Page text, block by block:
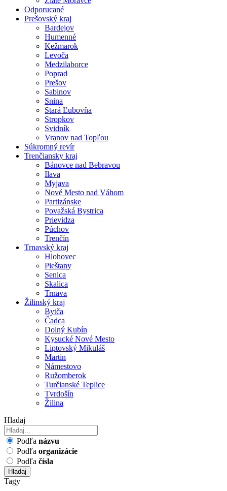
Odporucané
Prešovský kraj
Bardejov
Humenné
Kežmarok
Levoča
Medzilaborce
Poprad
Prešov
Sabinov
Snina
Stará Ľubovňa
Stropkov
Svidník
Vranov nad Topľou
Súkromný revír
Trenčiansky kraj
Bánovce nad Bebravou
Ilava
Myjava
Nové Mesto nad Váhom
Partizánske
Považská Bystrica
Prievidza
Púchov
Trenčín
Trnavský kraj
Hlohovec
Pieštany
Senica
Skalica
Trnava
Žilinský kraj
Bytča
Čadca
Dolný Kubín
Kysucké Nové Mesto
Liptovský Mikuláš
Martin
Námestovo
Ružomberok
Turčianské Teplice
Tvrdošín
Žilina
Hladaj
Podľa názvu
Podľa organizácie
Podľa čísla
Hladaj
Tagy